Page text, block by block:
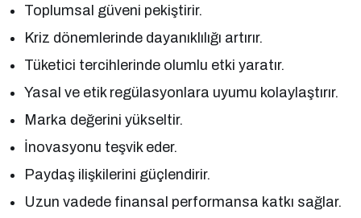
Toplumsal güveni pekiştirir.
Kriz dönemlerinde dayanıklılığı artırır.
Tüketici tercihlerinde olumlu etki yaratır.
Yasal ve etik regülasyonlara uyumu kolaylaştırır.
Marka değerini yükseltir.
İnovasyonu teşvik eder.
Paydaş ilişkilerini güçlendirir.
Uzun vadede finansal performansa katkı sağlar.